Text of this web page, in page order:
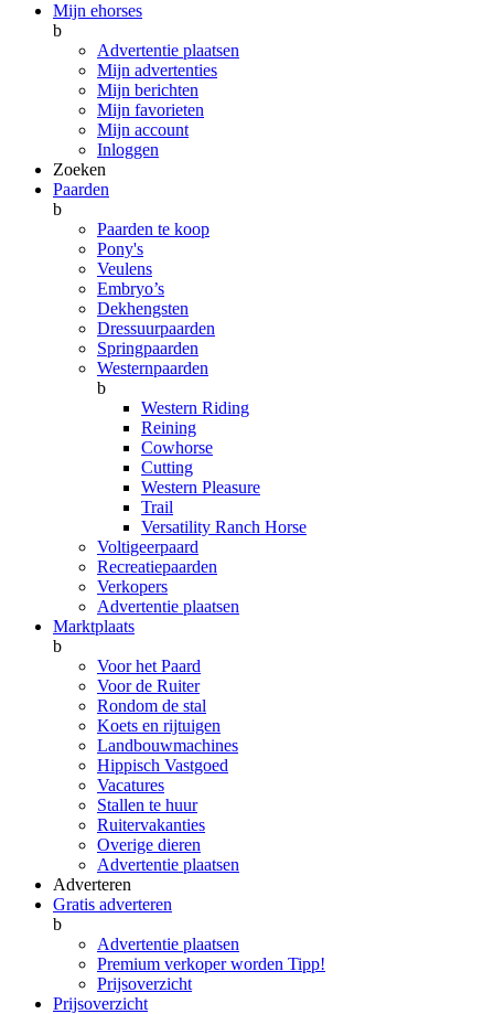
Mijn ehorses
b
Advertentie plaatsen
Mijn advertenties
Mijn berichten
Mijn favorieten
Mijn account
Inloggen
Zoeken
Paarden
b
Paarden te koop
Pony's
Veulens
Embryo’s
Dekhengsten
Dressuurpaarden
Springpaarden
Westernpaarden
b
Western Riding
Reining
Cowhorse
Cutting
Western Pleasure
Trail
Versatility Ranch Horse
Voltigeerpaard
Recreatiepaarden
Verkopers
Advertentie plaatsen
Marktplaats
b
Voor het Paard
Voor de Ruiter
Rondom de stal
Koets en rijtuigen
Landbouwmachines
Hippisch Vastgoed
Vacatures
Stallen te huur
Ruitervakanties
Overige dieren
Advertentie plaatsen
Adverteren
Gratis adverteren
b
Advertentie plaatsen
Premium verkoper worden Tipp!
Prijsoverzicht
Prijsoverzicht